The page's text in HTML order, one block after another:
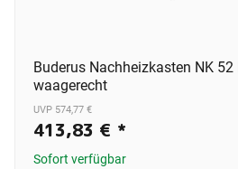
Buderus Nachheizkasten NK 52
waagerecht
UVP 574,77 €
413,83 € *
Sofort verfügbar